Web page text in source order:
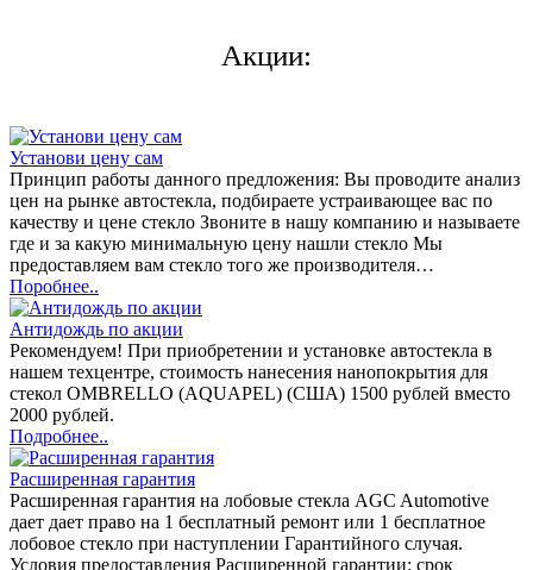
Акции:
Установи цену сам
Принцип работы данного предложения: Вы проводите анализ
цен на рынке автостекла, подбираете устраивающее вас по
качеству и цене стекло Звоните в нашу компанию и называете
где и за какую минимальную цену нашли стекло Мы
предоставляем вам стекло того же производителя…
Поробнее..
Антидождь по акции
Рекомендуем! При приобретении и установке автостекла в
нашем техцентре, стоимость нанесения нанопокрытия для
стекол OMBRELLO (AQUAPEL) (США) 1500 рублей вместо
2000 рублей.
Подробнее..
Расширенная гарантия
Расширенная гарантия на лобовые стекла AGC Automotive
дает дает право на 1 бесплатный ремонт или 1 бесплатное
лобовое стекло при наступлении Гарантийного случая.
Условия предоставления Расширенной гарантии: срок